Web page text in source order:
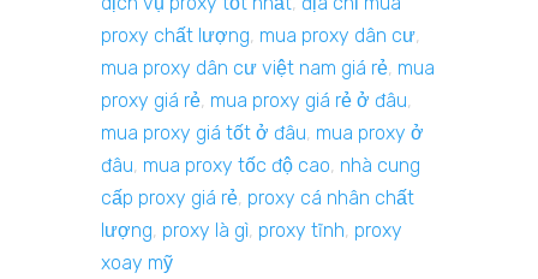
proxy chất lượng, mua proxy dân cư,
mua proxy dân cư việt nam giá rẻ, mua
proxy giá rẻ, mua proxy giá rẻ ở đâu,
mua proxy giá tốt ở đâu, mua proxy ở
đâu, mua proxy tốc độ cao, nhà cung
cấp proxy giá rẻ, proxy cá nhân chất
lượng, proxy là gì, proxy tĩnh, proxy
xoay mỹ